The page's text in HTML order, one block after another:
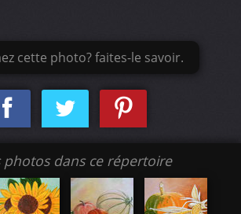
cette photo? faites-le savoir.
photos dans ce répertoire